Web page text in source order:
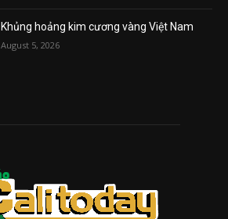
Khủng hoảng kim cương vàng Việt Nam
August 5, 2026